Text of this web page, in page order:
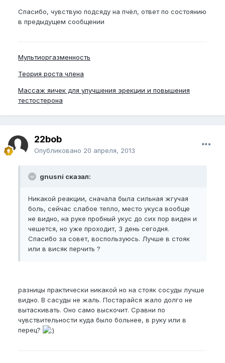
Спасибо, чувствую подсяду на пчёл, ответ по состоянию
в предыдущем сообщении
Мультиоргазменность
Теория роста члена
Массаж яичек для улучшения эрекции и повышения
тестостерона
22bob
Опубликовано 20 апреля, 2013
gnusni сказал:
Никакой реакции, сначала была сильная жгучая
боль, сейчас слабое тепло, место укуса вообще
не видно, на руке пробный укус до сих пор виден и
чешется, но уже проходит, 3 день сегодня.
Спасибо за совет, воспользуюсь. Лучше в стояк
или в висяк перчить ?
разницы практически никакой но на стояк сосуды лучше
видно. В сасуды не жаль. Постарайся жало долго не
вытаскивать. Оно само выскочит. Сравни по
чувствительности куда было больнее, в руку или в
перец?